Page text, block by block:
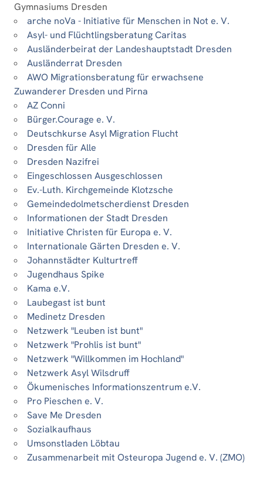
Gymnasiums Dresden
arche noVa - Initiative für Menschen in Not e. V.
Asyl- und Flüchtlingsberatung Caritas
Ausländerbeirat der Landeshauptstadt Dresden
Ausländerrat Dresden
AWO Migrationsberatung für erwachsene
Zuwanderer Dresden und Pirna
AZ Conni
Bürger.Courage e. V.
Deutschkurse Asyl Migration Flucht
Dresden für Alle
Dresden Nazifrei
Eingeschlossen Ausgeschlossen
Ev.-Luth. Kirchgemeinde Klotzsche
Gemeindedolmetscherdienst Dresden
Informationen der Stadt Dresden
Initiative Christen für Europa e. V.
Internationale Gärten Dresden e. V.
Johannstädter Kulturtreff
Jugendhaus Spike
Kama e.V.
Laubegast ist bunt
Medinetz Dresden
Netzwerk "Leuben ist bunt"
Netzwerk "Prohlis ist bunt"
Netzwerk "Willkommen im Hochland"
Netzwerk Asyl Wilsdruff
Ökumenisches Informationszentrum e.V.
Pro Pieschen e. V.
Save Me Dresden
Sozialkaufhaus
Umsonstladen Löbtau
Zusammenarbeit mit Osteuropa Jugend e. V. (ZMO)